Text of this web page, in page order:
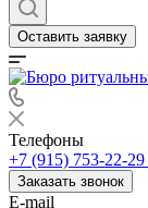
Оставить заявку
Телефоны
+7 (915) 753-22-29
Заказать звонок
E-mail